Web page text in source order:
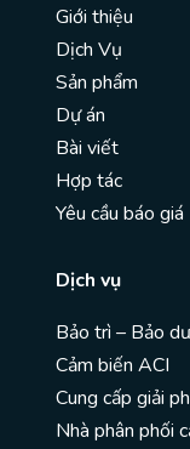
Giới thiệu
Dịch Vụ
Sản phẩm
Dự án
Bài viết
Hợp tác
Yêu cầu báo giá
Dịch vụ
Bảo trì – Bảo
Cảm biến ACI
Cung cấp giải
Nhà phân phối